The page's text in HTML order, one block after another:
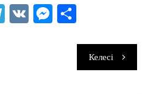
T V M
ра
ви
Келесі